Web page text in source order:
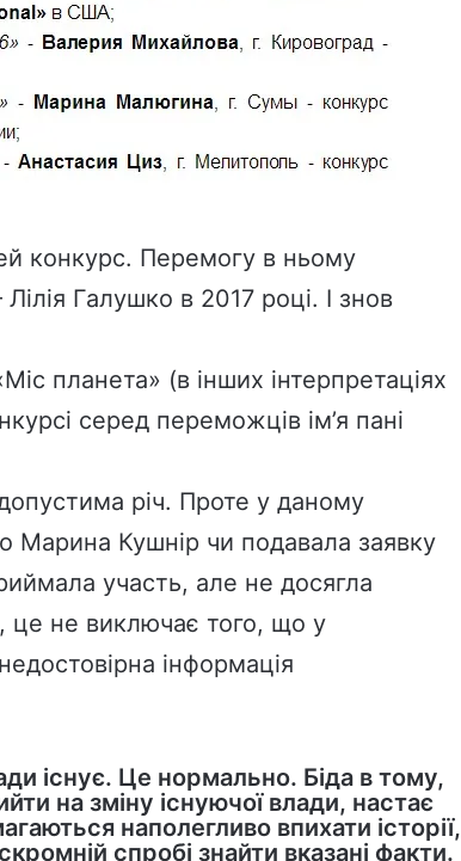
конкурс. Перемогу в ньому
Лілія Галушко в 2017 році. І знов
планета» (в інших інтерпретаціях
серед переможців ім’я пані
річ. Проте у даному
Кушнір чи подавала заявку
участь, але не досягла
це не виключає того, що у
інформація
існує. Це нормально. Біда в тому,
на зміну існуючої влади, настає
наполегливо впихати історії,
спробі знайти вказані факти.